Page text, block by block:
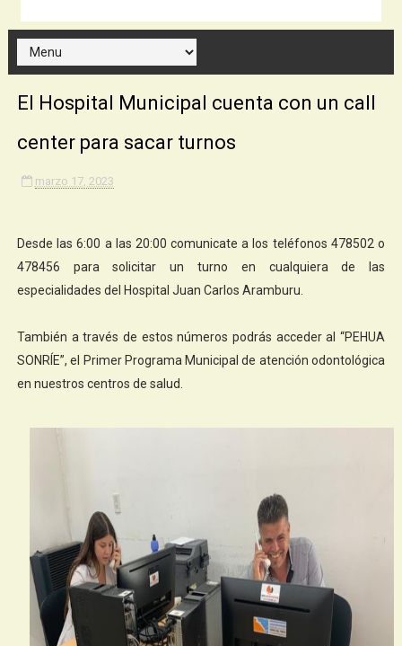
El Hospital Municipal cuenta con un call
center para sacar turnos
marzo 17, 2023
Desde las 6:00 a las 20:00 comunicate a los teléfonos 478502 o
478456 para solicitar un turno en cualquiera de las
especialidades del Hospital Juan Carlos Aramburu.
También a través de estos números podrás acceder al “PEHUA
SONRÍE”, el Primer Programa Municipal de atención odontológica
en nuestros centros de salud.